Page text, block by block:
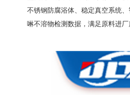
不锈钢防腐浴体、稳定真空系统
啉不溶物检测数据，满足原料进